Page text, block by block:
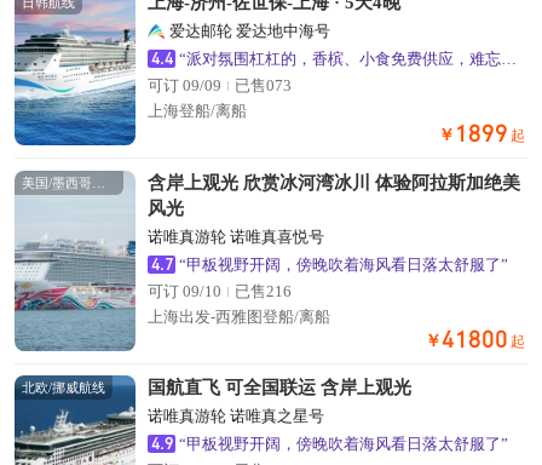
爱达邮轮 爱达地中海号
4.4
“派对氛围杠杠的，香槟、小食免费供应，难忘的海上不眠夜”
可订 09/09
已售073
上海登船/离船
￥ 1899 起
含岸上观光 欣赏冰河湾冰川 体验阿拉斯加绝美
风光
诺唯真游轮 诺唯真喜悦号
4.7 “甲板视野开阔，傍晚吹着海风看日落太舒服了”
可订 09/10
已售216
上海出发-西雅图登船/离船
￥41800 起
北欧/挪威航线 国航直飞 可全国联运 含岸上观光
诺唯真游轮 诺唯真之星号
4.9 “甲板视野开阔，傍晚吹着海风看日落太舒服了”